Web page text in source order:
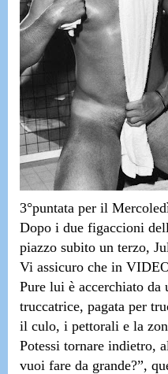
3°puntata per il
Dopo i due figaccioni
piazzo subito un terzo,
Vi assicuro che in
Pure lui è accerchiato
truccatrice, pagata per
il culo, i pettorali e la
Potessi tornare indietro,
vuoi fare da grande?”,